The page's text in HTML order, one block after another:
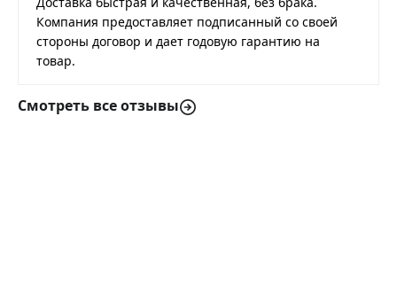
Компания предоставляет подписанный со своей
стороны договор и дает годовую гарантию на
товар.
Смотреть все отзывы